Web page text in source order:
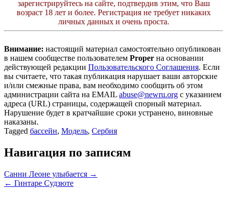
зарегистрируйтесь на сайте, подтвердив этим, что Ваш
возраст 18 лет и более. Регистрация не требует никаких
личных данных и очень проста.
Внимание: настоящий материал самостоятельно опубликован
в нашем сообществе пользователем Proper на основании
действующей редакции Пользовательского Соглашения. Если
вы считаете, что такая публикация нарушает ваши авторские
и/или смежные права, вам необходимо сообщить об этом
администрации сайта на EMAIL abuse@newru.org с указанием
адреса (URL) страницы, содержащей спорный материал.
Нарушение будет в кратчайшие сроки устранено, виновные
наказаны.
Tagged бассейн, Модель, Сербия
Навигация по записям
Санни Леоне улыбается →
← Гинтаре Судзюте